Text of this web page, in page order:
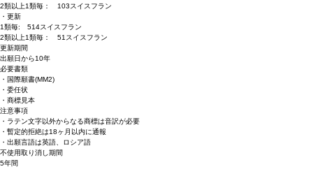
2類以上1類毎： 103スイスフラン
・更新
1類毎: 514スイスフラン
2類以上1類毎： 51スイスフラン
更新期間
出願日から10年
必要書類
・国際願書(MM2)
・委任状
・商標見本
注意事項
・ラテン文字以外からなる商標は音訳が必要
・暫定的拒絶は18ヶ月以内に通報
・出願言語は英語、ロシア語
不使用取り消し期間
5年間